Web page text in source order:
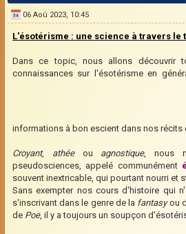
06 Aoû 2023, 10:45
L'ésotérisme : une science à travers
Dans ce topic, nous allons découvrir
connaissances sur l'ésotérisme en
informations à bon escient dans nos récits
Croyant, athéeou agnostique, nous
pseudosciences, appelé communément
souvent inextricable, qui pourtant nourri et
Sans exempter nos cours d'histoire qui
s'inscrivant dans le genre de la fantasyou
de Poe, il y a toujours un soupçon